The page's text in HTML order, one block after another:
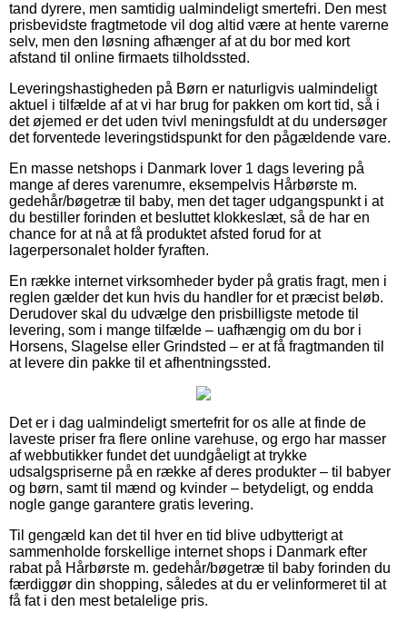
tand dyrere, men samtidig ualmindeligt smertefri. Den mest
prisbevidste fragtmetode vil dog altid være at hente varerne
selv, men den løsning afhænger af at du bor med kort
afstand til online firmaets tilholdssted.
Leveringshastigheden på Børn er naturligvis ualmindeligt
aktuel i tilfælde af at vi har brug for pakken om kort tid, så i
det øjemed er det uden tvivl meningsfuldt at du undersøger
det forventede leveringstidspunkt for den pågældende vare.
En masse netshops i Danmark lover 1 dags levering på
mange af deres varenumre, eksempelvis Hårbørste m.
gedehår/bøgetræ til baby, men det tager udgangspunkt i at
du bestiller forinden et besluttet klokkeslæt, så de har en
chance for at nå at få produktet afsted forud for at
lagerpersonalet holder fyraften.
En række internet virksomheder byder på gratis fragt, men i
reglen gælder det kun hvis du handler for et præcist beløb.
Derudover skal du udvælge den prisbilligste metode til
levering, som i mange tilfælde – uafhængig om du bor i
Horsens, Slagelse eller Grindsted – er at få fragtmanden til
at levere din pakke til et afhentningssted.
Det er i dag ualmindeligt smertefrit for os alle at finde de
laveste priser fra flere online varehuse, og ergo har masser
af webbutikker fundet det uundgåeligt at trykke
udsalgspriserne på en række af deres produkter – til babyer
og børn, samt til mænd og kvinder – betydeligt, og endda
nogle gange garantere gratis levering.
Til gengæld kan det til hver en tid blive udbytterigt at
sammenholde forskellige internet shops i Danmark efter
rabat på Hårbørste m. gedehår/bøgetræ til baby forinden du
færdiggør din shopping, således at du er velinformeret til at
få fat i den mest betalelige pris.